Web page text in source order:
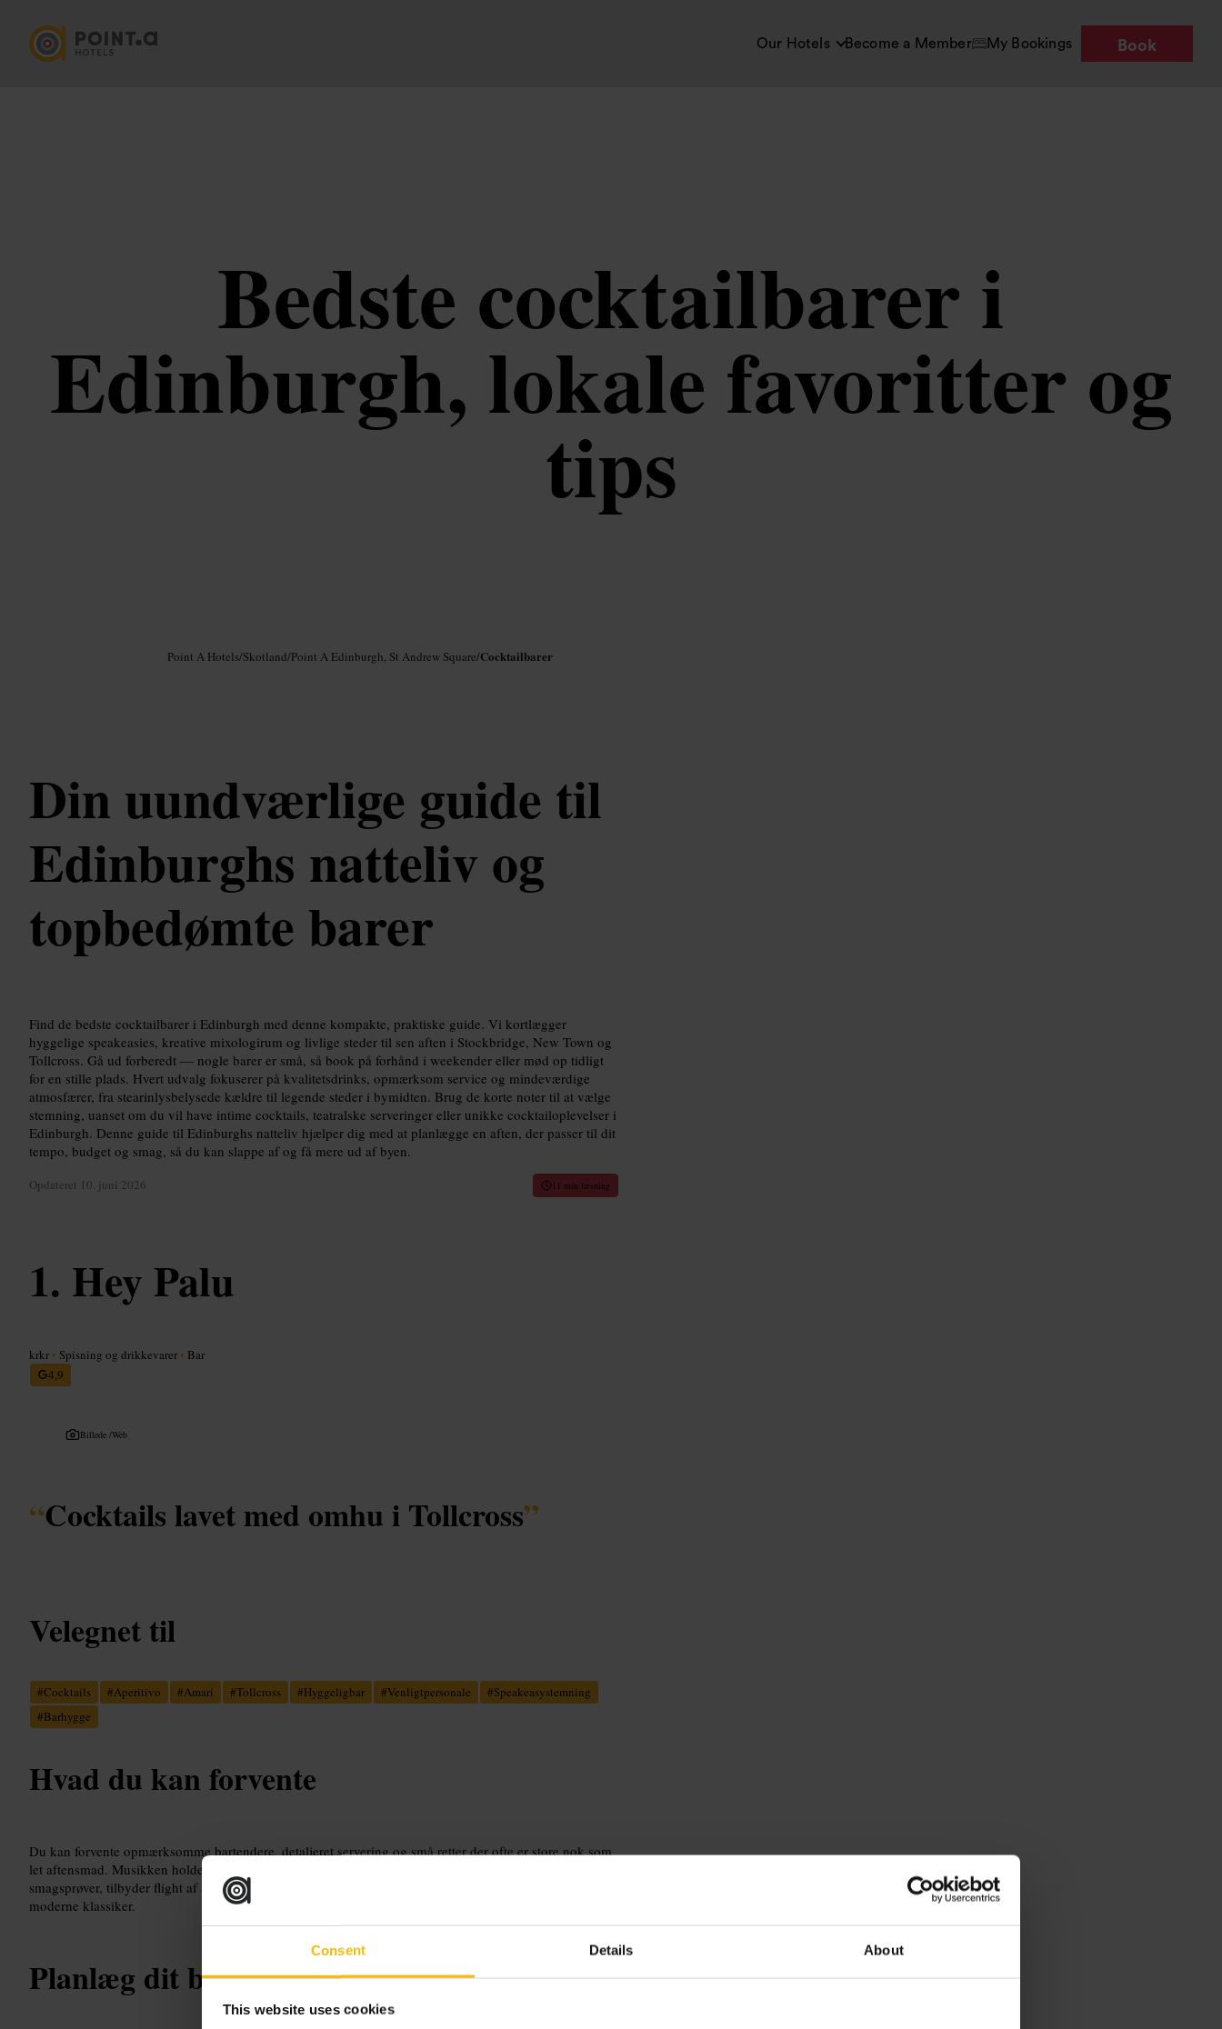
Consent Details About
This website uses cookies
Our Hotels Become a Member My Bookings Book
Bedste cocktailbarer i
Edinburgh, lokale favoritter og
tips
Point A Hotels/Skotland/Point A Edinburgh, St Andrew Square/Cocktailbarer
Din uundværlige guide til
Edinburghs natteliv og
topbedømte barer
Find de bedste cocktailbarer i Edinburgh med denne kompakte, praktiske guide. Vi kortlægger
hyggelige speakeasies, kreative mixologirum og livlige steder til sen aften i Stockbridge, New Town og
Tollcross. Gå ud forberedt — nogle barer er små, så book på forhånd i weekender eller mød op tidligt
for en stille plads. Hvert udvalg fokuserer på kvalitetsdrinks, opmærksom service og mindeværdige
atmosfærer, fra stearinlysbelysede kældre til legende steder i bymidten. Brug de korte noter til at vælge
stemning, uanset om du vil have intime cocktails, teatralske serveringer eller unikke cocktailoplevelser i
Edinburgh. Denne guide til Edinburghs natteliv hjælper dig med at planlægge en aften, der passer til dit
tempo, budget og smag, så du kan slappe af og få mere ud af byen.
Opdateret 10. juni 2026 11 min læsning
Hey Palu
krkr • Spisning og drikkevarer • Bar
4,9
Billede /Web
“Cocktails lavet med omhu i Tollcross”
Velegnet til
#Cocktails #Aperitivo #Amari #Tollcross #Hyggeligbar #Venligtpersonale #Speakeasystemning
#Barhygge
Hvad du kan forvente
Du kan forvente opmærksomme bartendere, detaljeret servering og små retter der ofte er store nok som
let aftensmad. Musikken holdes på et niveau, så det er muligt at tale sammen. Personalet foreslår
smagsprøver, tilbyder flight af amari og underholder med små spil som paper plane, hvis du vælger den
moderne klassiker.
Planlæg dit besøg